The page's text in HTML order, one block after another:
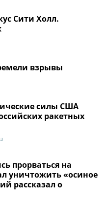
Сити Холл.
взрывы
силы США
ракетных
прорваться на
уничтожить «осиное
рассказал о